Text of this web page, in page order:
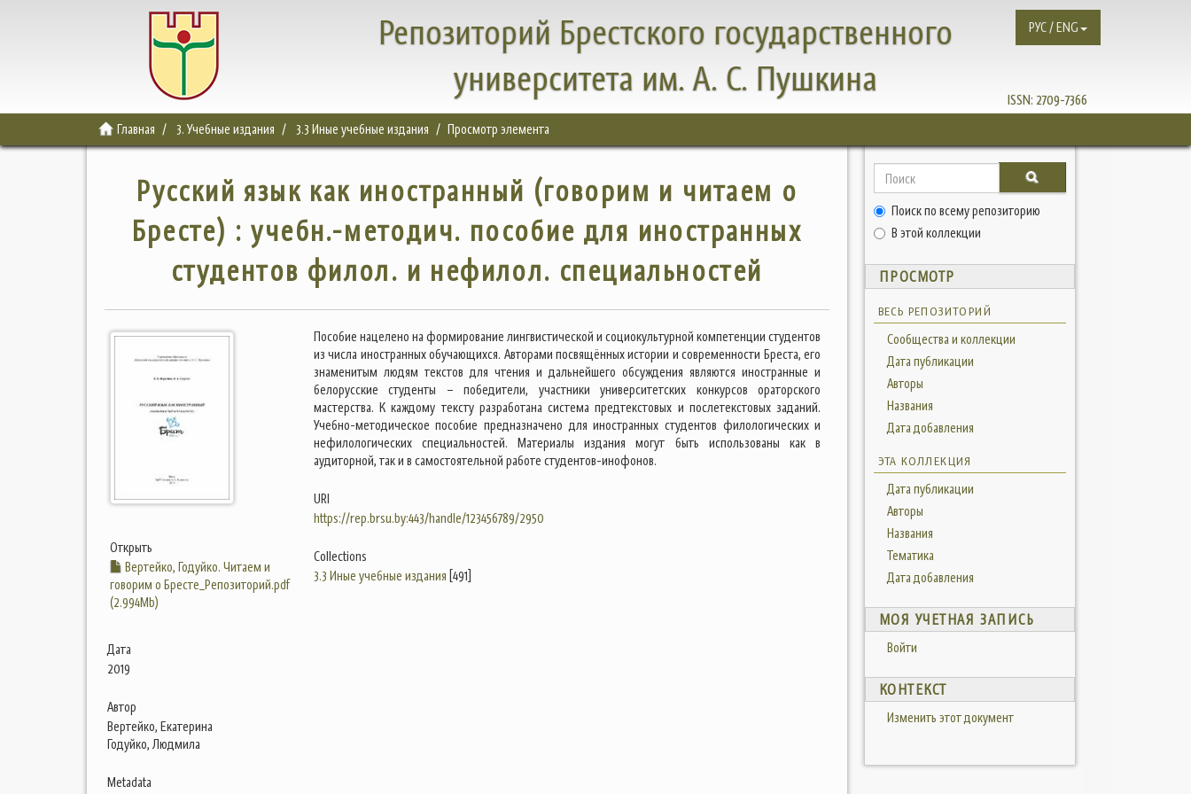
Репозиторий Брестского государственного
университета им. А. С. Пушкина
ISSN: 2709-7366
РУС / ENG
Главная 3. Учебные издания 3.3 Иные учебные издания Просмотр элемента
Русский язык как иностранный (говорим и читаем о
Бресте) : учебн.-методич. пособие для иностранных
студентов филол. и нефилол. специальностей
Открыть
Вертейко, Годуйко. Читаем и
говорим о Бресте_Репозиторий.pdf
(2.994Mb)
Дата
2019
Автор
Вертейко, Екатерина
Годуйко, Людмила
Metadata
Пособие нацелено на формирование лингвистической и социокультурной компетенции студентов
из числа иностранных обучающихся. Авторами посвящённых истории и современности Бреста, его
знаменитым людям текстов для чтения и дальнейшего обсуждения являются иностранные и
белорусские студенты – победители, участники университетских конкурсов ораторского
мастерства. К каждому тексту разработана система предтекстовых и послетекстовых заданий.
Учебно-методическое пособие предназначено для иностранных студентов филологических и
нефилологических специальностей. Материалы издания могут быть использованы как в
аудиторной, так и в самостоятельной работе студентов-инофонов.
URI
https://rep.brsu.by:443/handle/123456789/2950
Collections
3.3 Иные учебные издания [491]
Поиск по всему репозиторию
В этой коллекции
ПРОСМОТР
ВЕСЬ РЕПОЗИТОРИЙ
Сообщества и коллекции
Дата публикации
Авторы
Названия
Дата добавления
ЭТА КОЛЛЕКЦИЯ
Дата публикации
Авторы
Названия
Тематика
Дата добавления
МОЯ УЧЕТНАЯ ЗАПИСЬ
Войти
КОНТЕКСТ
Изменить этот документ